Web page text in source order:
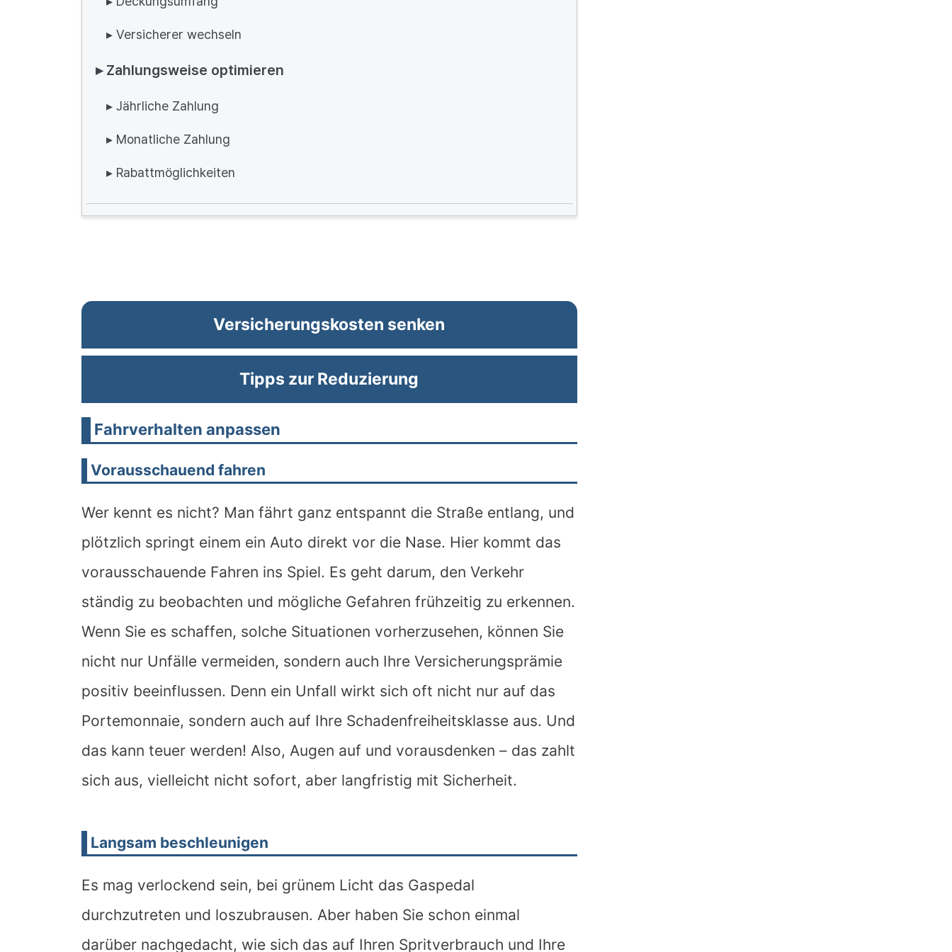
▸ Versicherer wechseln
▸ Zahlungsweise optimieren
▸ Jährliche Zahlung
▸ Monatliche Zahlung
▸ Rabattmöglichkeiten
Versicherungskosten senken
Tipps zur Reduzierung
Fahrverhalten anpassen
Vorausschauend fahren
Wer kennt es nicht? Man fährt ganz entspannt die Straße entlang, und
plötzlich springt einem ein Auto direkt vor die Nase. Hier kommt das
vorausschauende Fahren ins Spiel. Es geht darum, den Verkehr
ständig zu beobachten und mögliche Gefahren frühzeitig zu erkennen.
Wenn Sie es schaffen, solche Situationen vorherzusehen, können Sie
nicht nur Unfälle vermeiden, sondern auch Ihre Versicherungsprämie
positiv beeinflussen. Denn ein Unfall wirkt sich oft nicht nur auf das
Portemonnaie, sondern auch auf Ihre Schadenfreiheitsklasse aus. Und
das kann teuer werden! Also, Augen auf und vorausdenken – das zahlt
sich aus, vielleicht nicht sofort, aber langfristig mit Sicherheit.
Langsam beschleunigen
Es mag verlockend sein, bei grünem Licht das Gaspedal
durchzutreten und loszubrausen. Aber haben Sie schon einmal
darüber nachgedacht, wie sich das auf Ihren Spritverbrauch und Ihre